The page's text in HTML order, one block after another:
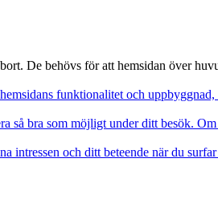
De behövs för att hemsidan över
funktionalitet och uppbyggnad,
så bra som möjligt under ditt besök.
intressen och ditt beteende när du